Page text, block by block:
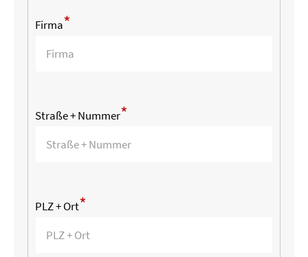
Firma*
Straße + Nummer*
PLZ + Ort*